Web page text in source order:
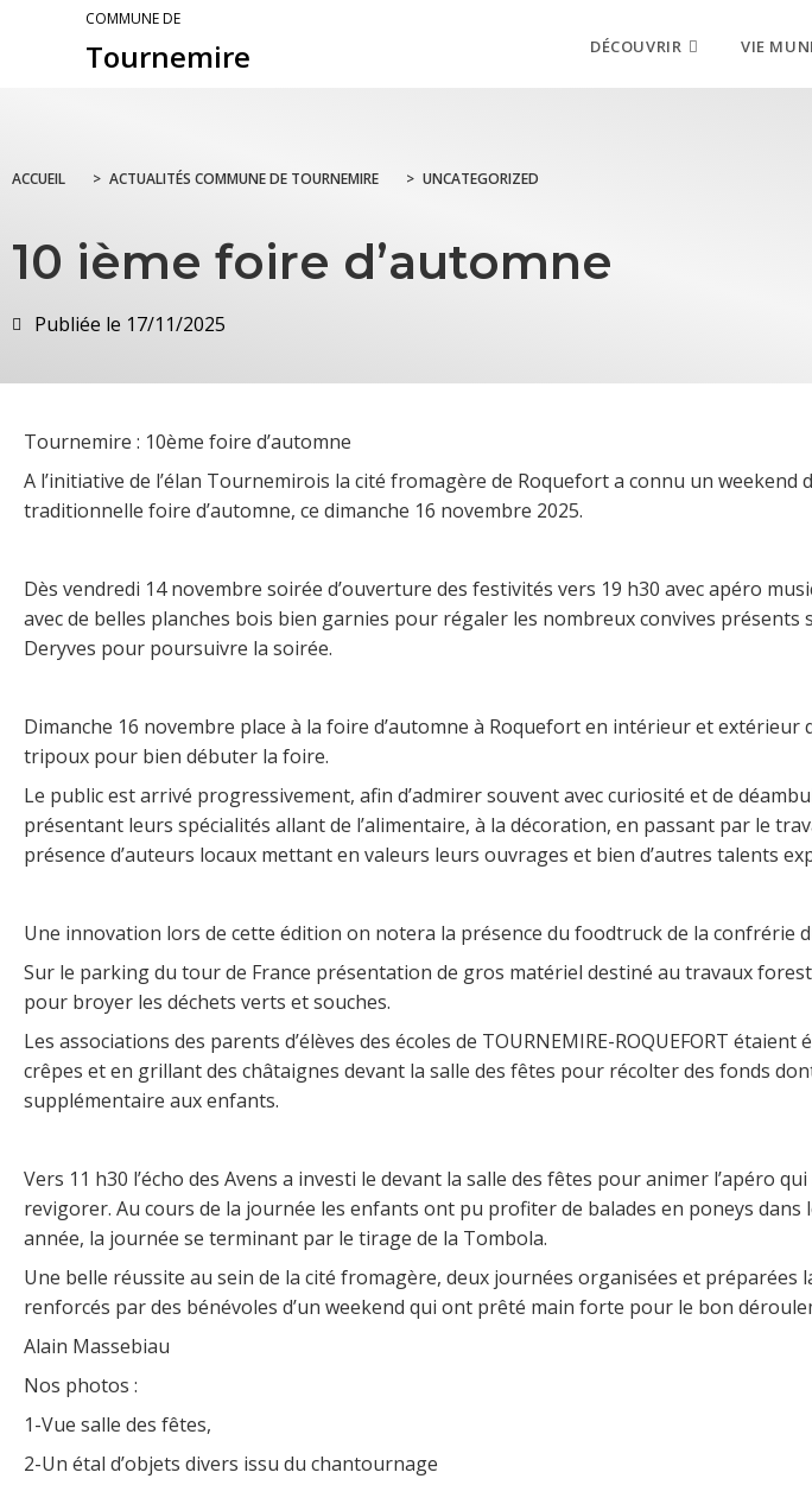
COMMUNE DE
Tournemire DÉCOUVRIR VIE
ACCUEIL > ACTUALITÉS COMMUNE DE TOURNEMIRE > UNCATEGORIZED
10 ième foire d’automne
Publiée le 17/11/2025
Tournemire : 10ème foire d’automne
A l’initiative de l’élan Tournemirois la cité fromagère de Roquefort a connu un
traditionnelle foire d’automne, ce dimanche 16 novembre 2025.
Dès vendredi 14 novembre soirée d’ouverture des festivités vers 19 h30 avec apéro
avec de belles planches bois bien garnies pour régaler les nombreux convives présents
Deryves pour poursuivre la soirée.
Dimanche 16 novembre place à la foire d’automne à Roquefort en intérieur et
tripoux pour bien débuter la foire.
Le public est arrivé progressivement, afin d’admirer souvent avec curiosité et de
présentant leurs spécialités allant de l’alimentaire, à la décoration, en passant par le
présence d’auteurs locaux mettant en valeurs leurs ouvrages et bien d’autres talents
Une innovation lors de cette édition on notera la présence du foodtruck de la confrérie
Sur le parking du tour de France présentation de gros matériel destiné au travaux
pour broyer les déchets verts et souches.
Les associations des parents d’élèves des écoles de TOURNEMIRE-ROQUEFORT
crêpes et en grillant des châtaignes devant la salle des fêtes pour récolter des fonds
supplémentaire aux enfants.
Vers 11 h30 l’écho des Avens a investi le devant la salle des fêtes pour animer l’apéro
revigorer. Au cours de la journée les enfants ont pu profiter de balades en poneys
année, la journée se terminant par le tirage de la Tombola.
Une belle réussite au sein de la cité fromagère, deux journées organisées et
renforcés par des bénévoles d’un weekend qui ont prêté main forte pour le bon
Alain Massebiau
Nos photos :
1-Vue salle des fêtes,
2-Un étal d’objets divers issu du chantournage